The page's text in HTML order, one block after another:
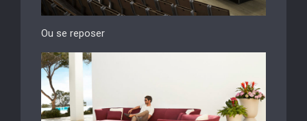
Ou se reposer